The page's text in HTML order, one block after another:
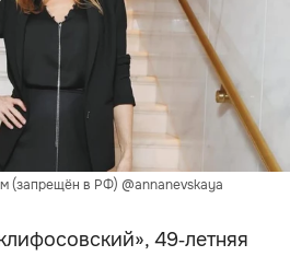
(запрещён в РФ) @annanevskaya
49‑летняя